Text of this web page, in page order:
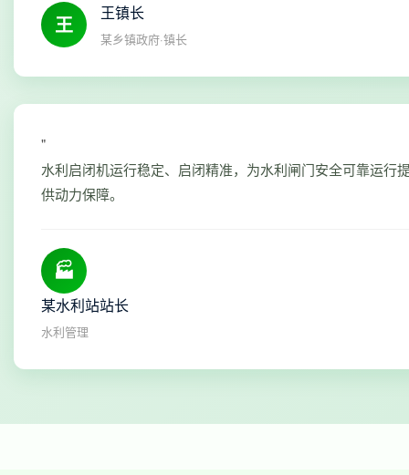
王 王镇长
某乡镇政府·镇长
"
水利启闭机运行稳定、启闭精准，为水利闸门安全可靠运行
供动力保障。
🏭
某水利站站长
水利管理